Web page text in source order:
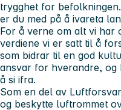
trygghet for
er du med på å ivareta
For å verne om alt vi har
verdiene vi er satt til å
som bidrar til en god
ansvar for hverandre, og
å si ifra.
Som en del av
og beskytte luftrommet